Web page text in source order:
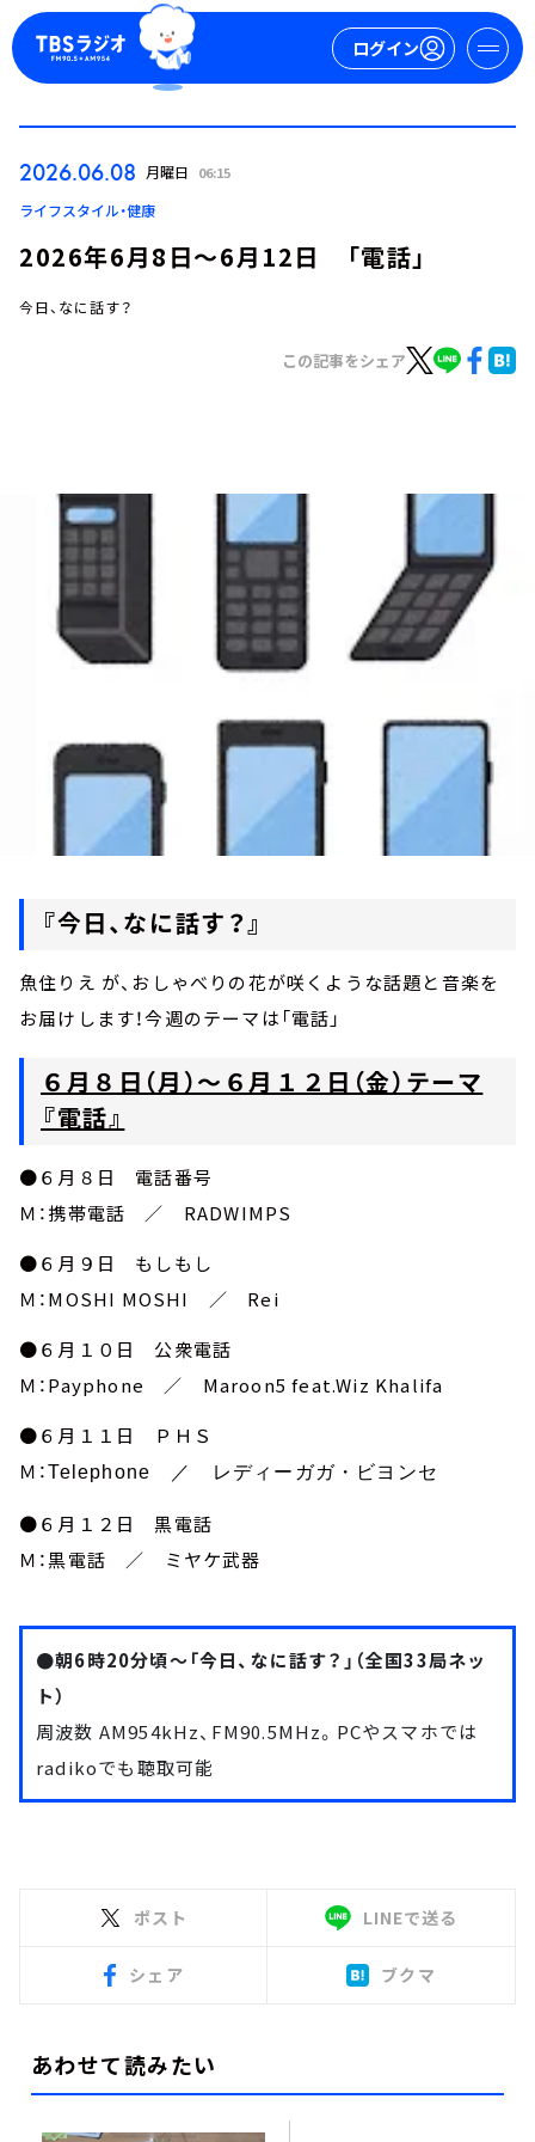
ログイン
ログイン
トピックス
TBS Podcast
お知らせ
イベント・グッズ
YouTube
会社情報
2026.06.08 月曜日 06:15
ライフスタイル・健康
2026年6月8日～6月12日 「電話」
今日、なに話す？
この記事をシェア
『今日、なに話す？』
魚住りえ が、おしゃべりの花が咲くような話題と音楽を
お届けします！今週のテーマは「電話」
６月８日（月）～６月１２日（金）テーマ
『電話』
●６月８日 電話番号
Ｍ：携帯電話 ／ RADWIMPS
●６月９日 もしもし
Ｍ：MOSHI MOSHI ／ Rei
●６月１０日 公衆電話
Ｍ：Payphone ／ Maroon5 feat.Wiz Khalifa
●６月１１日 ＰＨＳ
Ｍ：Telephone ／ レディーガガ・ビヨンセ
●６月１２日 黒電話
Ｍ：黒電話 ／ ミヤケ武器
●朝6時20分頃～「今日、なに話す？」（全国33局ネッ
ト）
周波数 AM954kHz、FM90.5MHz。PCやスマホでは
radikoでも聴取可能
ポスト LINEで送る
シェア ブクマ
あわせて読みたい